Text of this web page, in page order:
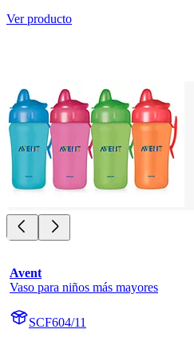
Ver producto
Avent
Vaso para niños más mayores
SCF604/11